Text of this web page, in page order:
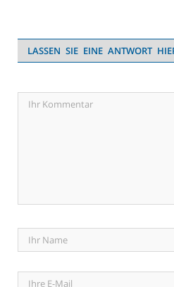
LASSEN SIE EINE ANTWORT